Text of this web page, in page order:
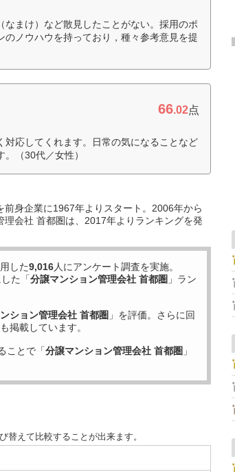
まけ）など散見したことがない。採用のポ
ノウハウを持っており，種々参考意見を提
66.02点
応してくれます。日常の気になることなど
（30代／女性）
身企業に1967年よりスタート。2006年から
会社 首都圏は、2017年よりランキングを発
した9,016人にアンケート調査を実施。
た「分譲マンション管理会社 首都圏 」ラン
ション管理会社 首都圏 」を評価。さらに回
掲載しています。
ことで「分譲マンション管理会社 首都圏 」
替えて比較することが出来ます。